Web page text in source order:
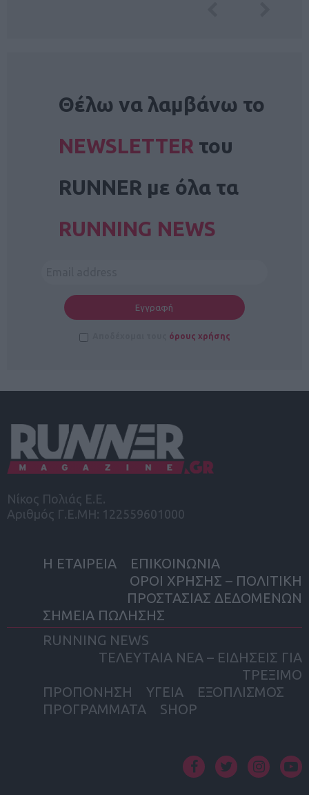
Θέλω να λαμβάνω το
NEWSLETTER του
RUNNER με όλα τα
RUNNING NEWS
όρους χρήσης
Νίκος Πολιάς Ε.Ε.
Αριθμός Γ.Ε.ΜΗ: 122559601000
Η ΕΤΑΙΡΕΙΑ
ΕΠΙΚΟΙΝΩΝΙΑ
ΟΡΟΙ ΧΡΗΣΗΣ – ΠΟΛΙΤΙΚΗ
ΠΡΟΣΤΑΣΙΑΣ ΔΕΔΟΜΕΝΩΝ
ΣΗΜΕΙΑ ΠΩΛΗΣΗΣ
RUNNING NEWS
ΤΕΛΕΥΤΑΙΑ ΝΕΑ – ΕΙΔΗΣΕΙΣ ΓΙΑ
ΤΡΕΞΙΜΟ
ΠΡΟΠΟΝΗΣΗ
ΥΓΕΙΑ
ΕΞΟΠΛΙΣΜΟΣ
ΠΡΟΓΡΑΜΜΑΤΑ
SHOP